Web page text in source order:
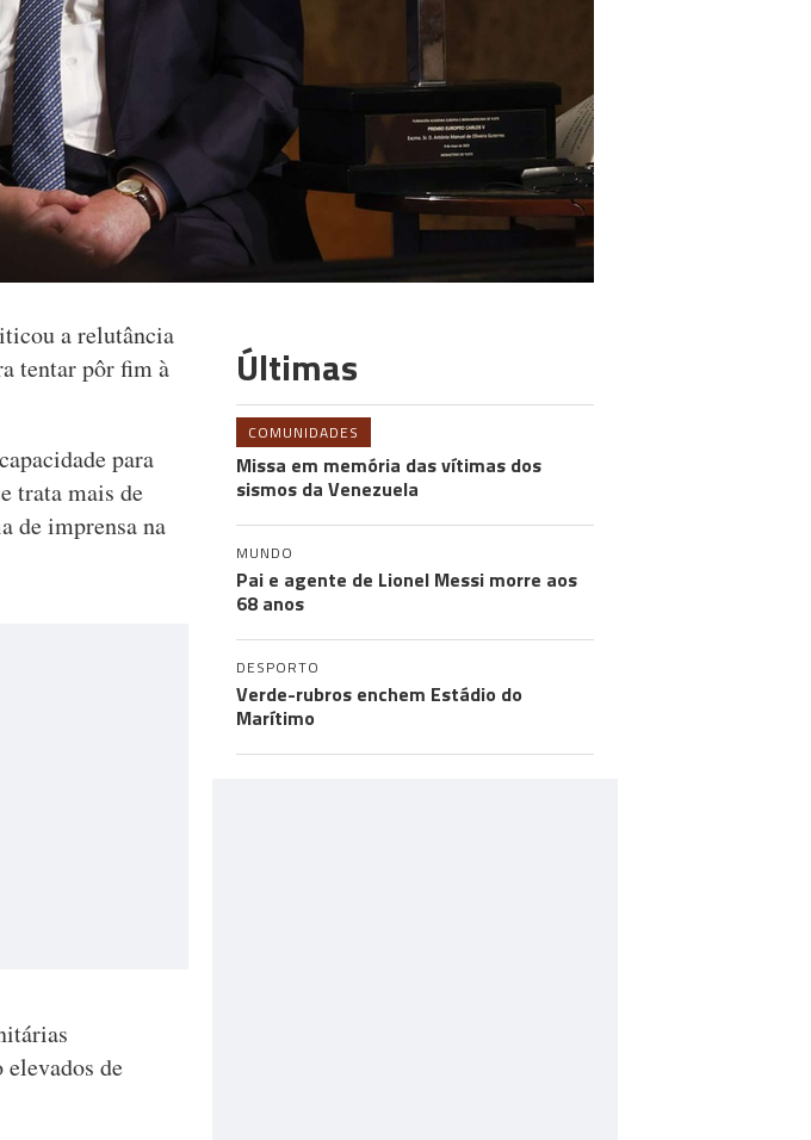
a relutância
tentar pôr fim à
para
trata mais de
de imprensa na
de
Últimas
COMUNIDADES
Missa em memória das vítimas dos
sismos da Venezuela
MUNDO
Pai e agente de Lionel Messi morre aos
68 anos
DESPORTO
Verde-rubros enchem Estádio do
Marítimo